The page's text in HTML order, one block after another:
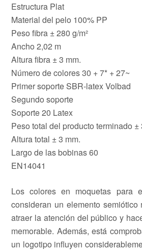
Estructura Plat
Material del pelo 100% PP
Peso fibra ± 280 g/m²
Ancho 2,02 m
Altura fibra ± 3 mm.
Número de colores 30 + 7* + 27~
Primer soporte SBR-latex Volbad
Segundo soporte
Soporte 20 Latex
Peso total del producto terminado ±
Altura total ± 3 mm.
Largo de las bobinas 60
EN14041
Los colores en moquetas para
consideran un elemento
atraer la atención del público y
memorable. Además, está
un logotipo influyen